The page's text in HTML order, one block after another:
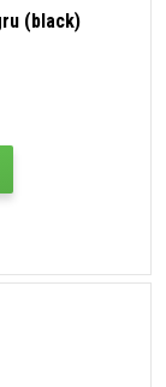
(black)